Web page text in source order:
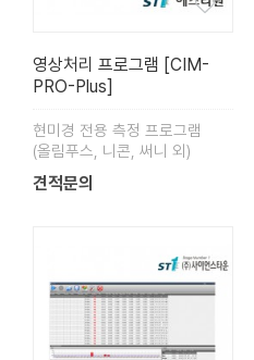
영상처리 프로그램 [CIM-
PRO-Plus]
현미경 전용 측정 프로그램
(올림푸스, 니콘, 써니 외)
견적문의